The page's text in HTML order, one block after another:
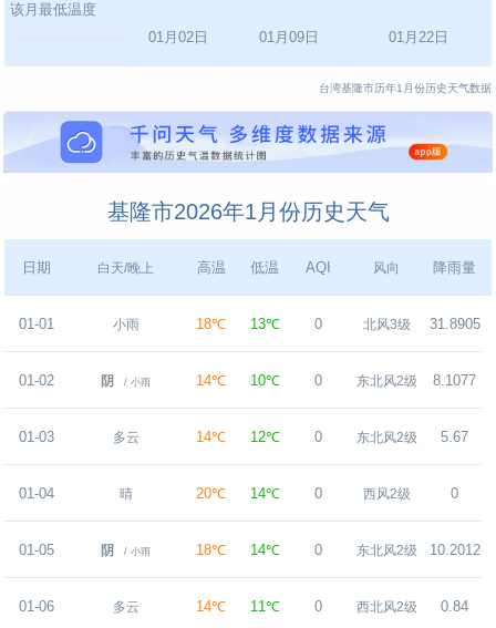
该月最低温度
01月02日 01月09日 01月22日
台湾基隆市历年1月份历史天气数据
基隆市2026年1月份历史天气
日期 白天/晚上 高温 低温 AQI 风向 降雨量
01-01 小雨 18℃ 13℃ 0 北风3级 31.8905
01-02 阴 / 小雨 14℃ 10℃ 0 东北风2级 8.1077
01-03 多云 14℃ 12℃ 0 东北风2级 5.67
01-04 晴 20℃ 14℃ 0 西风2级 0
01-05 阴 / 小雨 18℃ 14℃ 0 东北风2级 10.2012
01-06 多云 14℃ 11℃ 0 西北风2级 0.84